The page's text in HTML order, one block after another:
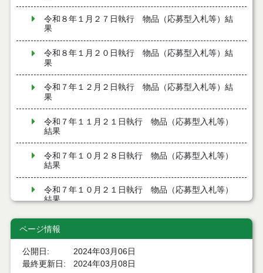
令和８年１月２７日執行 物品（応募型入札等）結
果
令和８年１月２０日執行 物品（応募型入札等）結
果
令和７年１２月２日執行 物品（応募型入札等）結
果
令和７年１１月２１日執行 物品（応募型入札等）
結果
令和７年１０月２８日執行 物品（応募型入札等）
結果
令和７年１０月２１日執行 物品（応募型入札等）
結果
令和７年１０月１０日執行 物品（応募型入札等）
結果
令和７年９月１２日執行 物品（応募型入札等）結
果
ページ情報
公開日
2024年03月06日
最終更新日
2024年03月08日